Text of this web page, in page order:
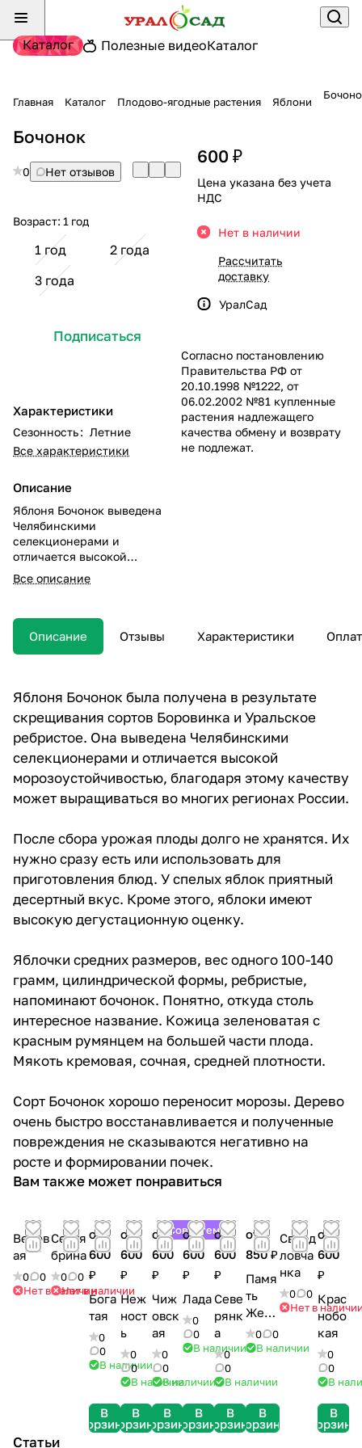
Каталог Полезные видеоКаталог
Главная Каталог Плодово-ягодные растения Яблони
Бочонок
0 Нет отзывов
Возраст: 1 год
1 год
2 года
3 года
Подписаться
Характеристики
Сезонность: Летние
Все характеристики
Описание
Яблоня Бочонок выведена
Челябинскими
селекционерами и
отличается высокой
морозоустойчивостью,
благодаря этому качеству
многих регионах России.
Все описание
600 ₽
Цена указана без учета
НДС
Нет в наличии
Рассчитать
доставку
УралСад
Согласно постановлению
Правительства РФ от
20.10.1998 №1222, от
06.02.2002 №81 купленные
растения надлежащего
качества обмену и возврату
не подлежат.
Описание Отзывы Характеристики
Яблоня Бочонок была получена в результате
скрещивания сортов Боровинка и Уральское
ребристое. Она выведена Челябинскими
селекционерами и отличается высокой
морозоустойчивостью, благодаря этому качеству
может выращиваться во многих регионах России.
После сбора урожая плоды долго не хранятся. Их
нужно сразу есть или использовать для
приготовления блюд. У спелых яблок приятный
десертный вкус. Кроме этого, яблоки имеют
высокую дегустационную оценку.
Яблочки средних размеров, вес одного 100-140
грамм, цилиндрической формы, ребристые,
напоминают бочонок. Понятно, откуда столь
интересное название. Кожица зеленоватая с
красным румянцем на большей части плода.
Мякоть кремовая, сочная, средней плотности.
Сорт Бочонок хорошо переносит морозы. Дерево
очень быстро восстанавливается и полученные
повреждения не сказываются негативно на
росте и формировании почек.
Вам также может понравиться
Веков
ая
0
0
Нет в наличии
Сентя
брина
0
0
Нет в наличии
от
600
₽
Бога
тая
0
0
В наличии
В
корзину
от
600
₽
Неж
ност
ь
0
0
В наличии
В
корзину
Советуем
от
600
₽
Чиж
овск
ая
0
0
В наличии
В
корзину
от
600
₽
Лада
0
0
В наличии
В
корзину
от
600
₽
Севе
рянк
а
0
0
В наличии
В
корзину
от
850 ₽
Памя
ть
Жега
лова
0
0
В наличии
В
корзину
Сверд
ловча
нка
0
0
Нет в
от
600
₽
Крас
нобо
кая
0
0
В
В
корзину
Статьи